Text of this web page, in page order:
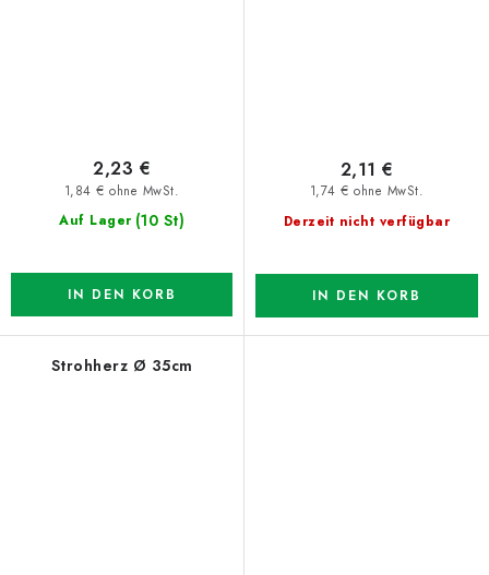
Auf Lager (10 St)
1,84 € ohne MwSt.
2,23 €
IN DEN KORB
Derzeit nicht verfügbar
1,74 € ohne MwSt.
2,11 €
IN DEN KORB
Strohherz Ø 35cm